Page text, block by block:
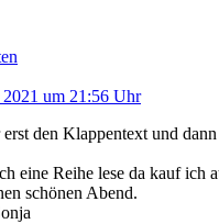
um 21:56 Uhr
den Klappentext und
eine Reihe lese da kauf ich
schönen Abend.